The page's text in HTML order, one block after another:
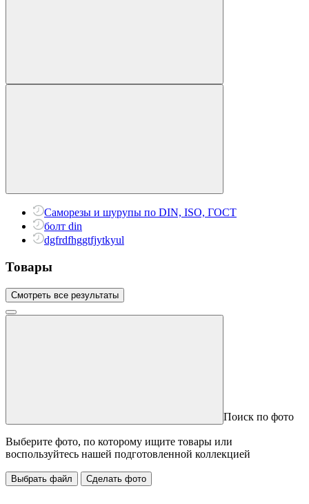
Саморезы и шурупы по DIN, ISO, ГОСТ
болт din
dgfrdfhggtfjytkyul
Товары
Смотреть все результаты
Поиск по фото
Выберите фото, по которому ищите товары или
воспользуйтесь нашей подготовленной коллекцией
Выбрать файл Сделать фото